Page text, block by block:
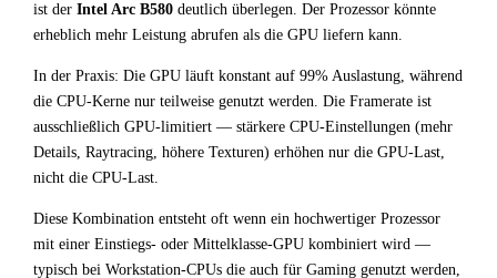
ist der Intel Arc B580 deutlich überlegen. Der Prozessor könnte
erheblich mehr Leistung abrufen als die GPU liefern kann.
In der Praxis: Die GPU läuft konstant auf 99% Auslastung, während
die CPU-Kerne nur teilweise genutzt werden. Die Framerate ist
ausschließlich GPU-limitiert — stärkere CPU-Einstellungen (mehr
Details, Raytracing, höhere Texturen) erhöhen nur die GPU-Last,
nicht die CPU-Last.
Diese Kombination entsteht oft wenn ein hochwertiger Prozessor
mit einer Einstiegs- oder Mittelklasse-GPU kombiniert wird —
typisch bei Workstation-CPUs die auch für Gaming genutzt werden,